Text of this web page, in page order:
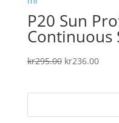
P20 Sun
Continuous
kr295.00 Det
kr295.00.
kr236.00Det